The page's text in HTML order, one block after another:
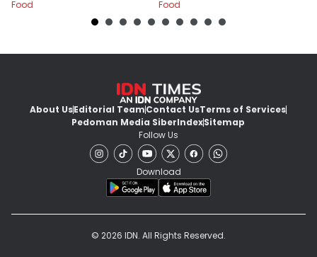
Dalam 15 Menit
Food
Food
About UsEditorial TeamContact UsTerms of Services
Pedoman Media SiberIndexSitemap
Follow Us
Download
© 2026 IDN. All Rights Reserved.